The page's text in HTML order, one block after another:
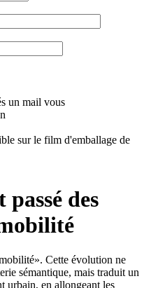
un mail vous
sur le film d'emballage de
des
Cette évolution ne
sémantique, mais traduit un
urbain, en allongeant les